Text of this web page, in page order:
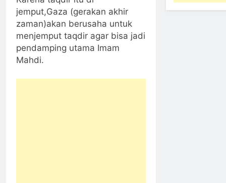
jemput,Gaza (gerakan akhir
zaman)akan berusaha untuk
menjemput taqdir agar bisa jadi
pendamping utama Imam
Mahdi.